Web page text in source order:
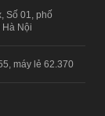
Số 01, phố
Nội
máy lẻ 62.370